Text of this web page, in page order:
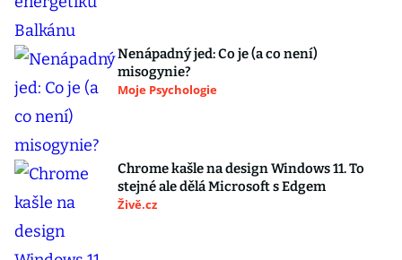
Nenápadný jed: Co je (a co není)
misogynie?
Moje Psychologie
Chrome kašle na design Windows 11. To
stejné ale dělá Microsoft s Edgem
Živě.cz